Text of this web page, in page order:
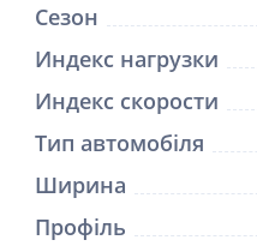
Сезон
Индекс нагрузки
Индекс скорости
Тип автомобіля
Ширина
Профіль